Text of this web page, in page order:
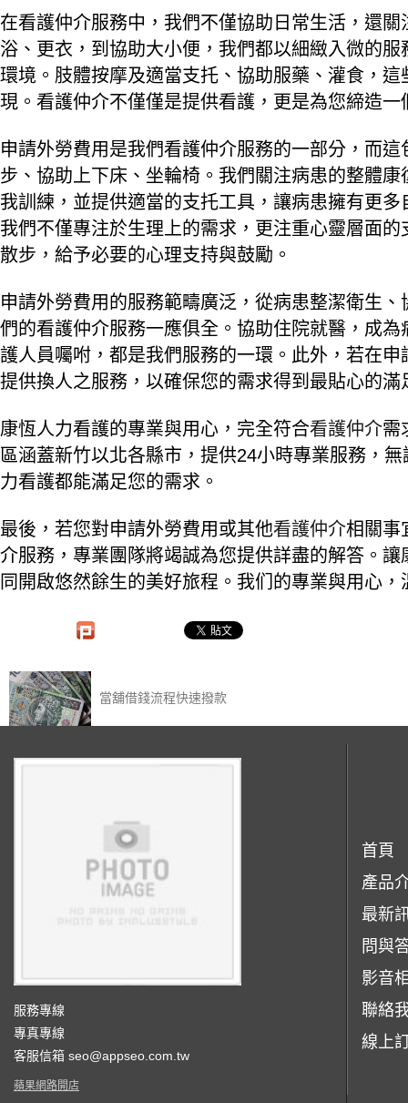
在看護仲介服務中，我們不僅協助日常生活，還
浴、更衣，到協助大小便，我們都以細緻入微的
環境。肢體按摩及適當支托、協助服藥、灌食，
現。看護仲介不僅僅是提供看護，更是為您締造一
申請外勞費用是我們看護仲介服務的一部分，而
步、協助上下床、坐輪椅。我們關注病患的整體
我訓練，並提供適當的支托工具，讓病患擁有更
我們不僅專注於生理上的需求，更注重心靈層面
散步，給予必要的心理支持與鼓勵。
申請外勞費用的服務範疇廣泛，從病患整潔衛生
們的看護仲介服務一應俱全。協助住院就醫，成
護人員囑咐，都是我們服務的一環。此外，若在
提供換人之服務，以確保您的需求得到最貼心的滿
康恆人力看護的專業與用心，完全符合看護仲介需
區涵蓋新竹以北各縣市，提供24小時專業服務，
力看護都能滿足您的需求。
最後，若您對申請外勞費用或其他看護仲介相關事
介服務，專業團隊將竭誠為您提供詳盡的解答。
同開啟悠然餘生的美好旅程。我们的專業與用心
當舖借錢流程快速撥款
服務專線
專真專線
客服信箱 seo@appseo.com.tw
蘋果網路開店
首頁
產品
最新
問與
影音
聯絡
線上